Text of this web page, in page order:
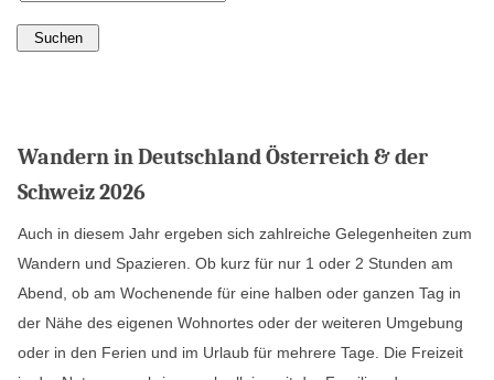
Wandern in Deutschland Österreich & der
Schweiz 2026
Auch in diesem Jahr ergeben sich zahlreiche Gelegenheiten zum
Wandern und Spazieren. Ob kurz für nur 1 oder 2 Stunden am
Abend, ob am Wochenende für eine halben oder ganzen Tag in
der Nähe des eigenen Wohnortes oder der weiteren Umgebung
oder in den Ferien und im Urlaub für mehrere Tage. Die Freizeit